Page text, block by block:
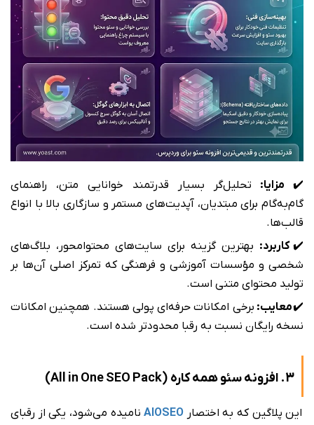
✔️ مزایا: تحلیل‌گر بسیار قدرتمند خوانایی متن، راهنمای
گام‌به‌گام برای مبتدیان، آپدیت‌های مستمر و سازگاری بالا با انواع
قالب‌ها.
✔️کاربرد: بهترین گزینه برای سایت‌های محتوا‌محور، بلاگ‌های
شخصی و مؤسسات آموزشی و فرهنگی که تمرکز اصلی آن‌ها بر
تولید محتوای متنی است.
✔️معایب: برخی امکانات حرفه‌ای پولی هستند. همچنین امکانات
نسخه رایگان نسبت به رقبا محدودتر شده است.
3. افزونه سئو همه کاره (All in One SEO Pack)
این پلاگین که به اختصارAIOSEO نامیده می‌شود، یکی از رقبای